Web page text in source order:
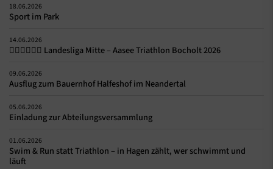
18.06.2026
Sport im Park
14.06.2026
🏊‍♀️🚴‍♀️🏃‍♀️ Landesliga Mitte – Aasee Triathlon Bocholt 2026
09.06.2026
Ausflug zum Bauernhof Halfeshof im Neandertal
05.06.2026
Einladung zur Abteilungsversammlung
01.06.2026
Swim & Run statt Triathlon – in Hagen zählt, wer schwimmt und
läuft